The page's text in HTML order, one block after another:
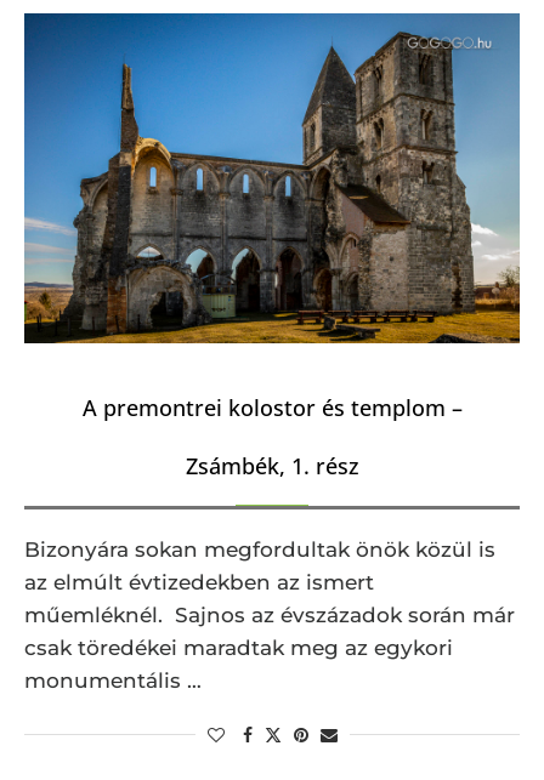
A premontrei kolostor és templom –
Zsámbék, 1. rész
Bizonyára sokan megfordultak önök közül is
az elmúlt évtizedekben az ismert
műemléknél. Sajnos az évszázadok során már
csak töredékei maradtak meg az egykori
monumentális …